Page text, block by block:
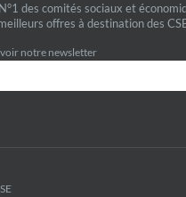
des comités sociaux et
offres à destination des
notre newsletter